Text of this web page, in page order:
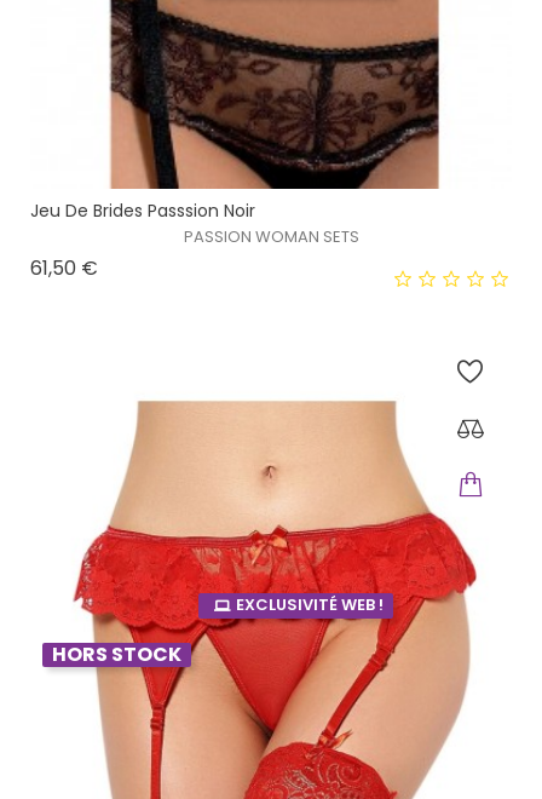
Jeu De Brides Passsion Noir
PASSION WOMAN SETS
61,50 €
EXCLUSIVITÉ WEB !
HORS STOCK